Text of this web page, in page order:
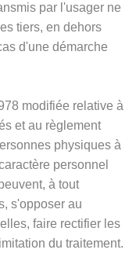
par l'usager ne
tiers, en dehors
d'une démarche
modifiée relative à
et au règlement
physiques à
personnel
à tout
s'opposer au
faire rectifier les
du traitement.